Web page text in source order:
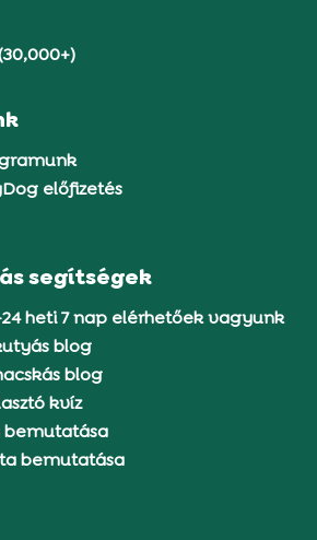
előfizetés
segítségek
heti 7 nap elérhetőek vagyunk
blog
blog
kvíz
bemutatása
bemutatása